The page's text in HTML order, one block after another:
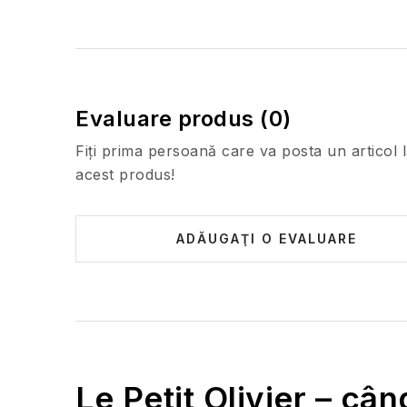
Evaluare produs (0)
Fiţi prima persoană care va posta un articol
acest produs!
ADĂUGAŢI O EVALUARE
Le Petit Olivier –